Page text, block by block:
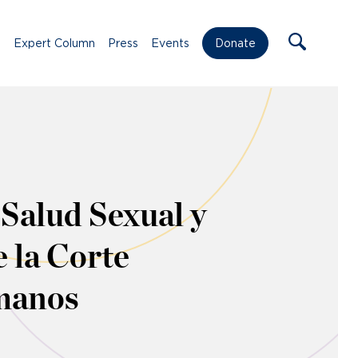
Expert Column Press Events Donate
Sexual y
la Corte